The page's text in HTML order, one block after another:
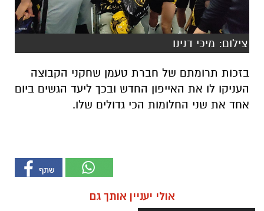
צילום: מיכּי דנינו
בזכות תרומתם של חברת טעמן שחקני הקבוצה
העניקו לו את האייפון החדש ובכך ליעד הגשים ביום
אחד את שני החלומות הכי גדולים שלו.
אולי יעניין אותך גם